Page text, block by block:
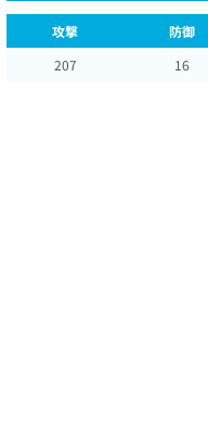
攻撃 防御
207
16